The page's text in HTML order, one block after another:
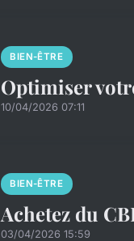
BIEN-ÊTRE
Optimiser
10/04/2026 07:11
BIEN-ÊTRE
Achetez du
03/04/2026 15:59